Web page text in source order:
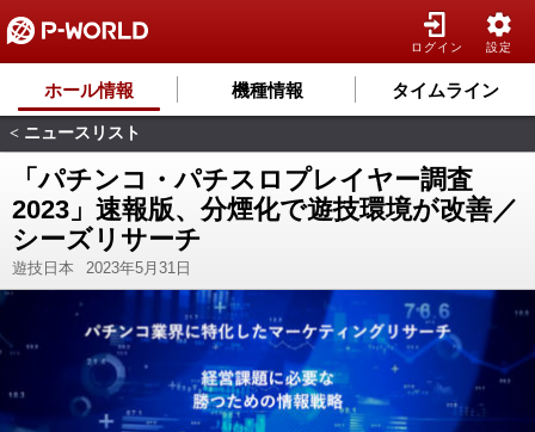
ログイン 設定
ホール情報 機種情報 タイムライン
< ニュースリスト
「パチンコ・パチスロプレイヤー調査
2023」速報版、分煙化で遊技環境が改善／
シーズリサーチ
遊技日本 2023年5月31日